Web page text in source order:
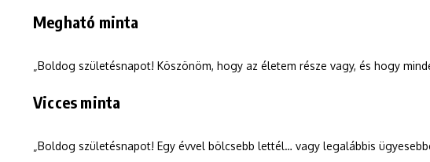
Megható minta
„Boldog születésnapot! Köszönöm, hogy az életem része vagy, és hogy
Vicces minta
„Boldog születésnapot! Egy évvel bölcsebb lettél… vagy legalábbis